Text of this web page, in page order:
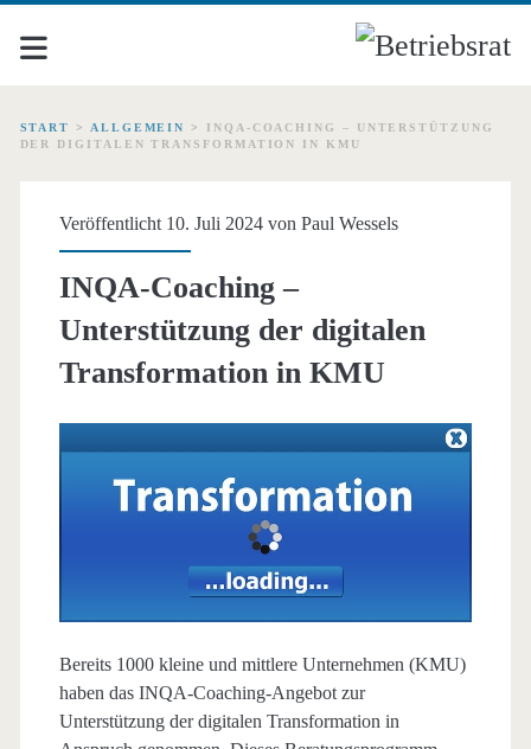
START > ALLGEMEIN > INQA-COACHING – UNTERSTÜTZUNG
DER DIGITALEN TRANSFORMATION IN KMU
Veröffentlicht 10. Juli 2024 von Paul Wessels
INQA-Coaching –
Unterstützung der digitalen
Transformation in KMU
Bereits 1000 kleine und mittlere Unternehmen (KMU)
haben das INQA-Coaching-Angebot zur
Unterstützung der digitalen Transformation in